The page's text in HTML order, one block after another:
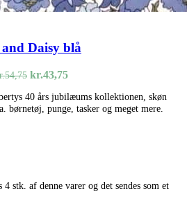
Daisy blå
54,75 Den
pris
var:
kr.43,75Den
pris
er:
40 års jubilæums kollektionen, skøn
børnetøj, punge, tasker og meget mere.
stk. af denne varer og det sendes som et